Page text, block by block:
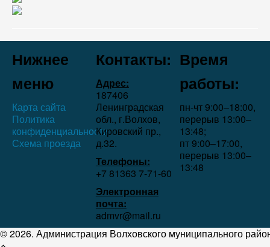
Нижнее
меню
Карта сайта
Политика
конфиденциальности
Схема проезда
Контакты:
Адрес:
187406
Ленинградская
обл., г.Волхов,
Кировский пр.,
д.32.
Телефоны:
+7 81363 7‑71-60
Электронная
почта:
admvr@mail.ru
Время
работы:
пн-чт 9:00–18:00,
перерыв 13:00–
13:48;
пт 9:00–17:00,
перерыв 13:00–
13:48
© 2026. Администрация Волховского муниципального